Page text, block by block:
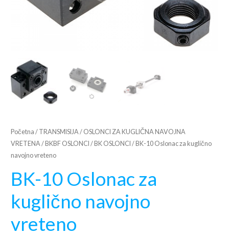
Početna / TRANSMISIJA / OSLONCI ZA KUGLIČNA NAVOJNA
VRETENA /BKBF OSLONCI /BK OSLONCI / BK-10 Oslonac za kuglično
navojno vreteno
BK-10 Oslonac za
kuglično navojno
vreteno